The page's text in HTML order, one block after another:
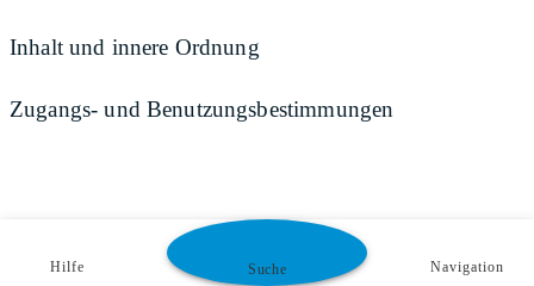
Inhalt und innere Ordnung
Zugangs- und Benutzungsbestimmungen
Hilfe Suche Navigation